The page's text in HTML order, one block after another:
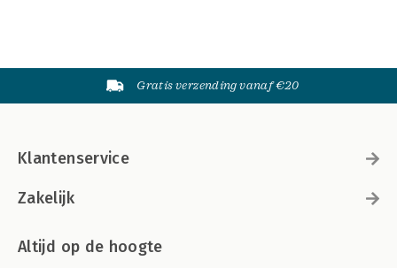
Gratis verzending vanaf €20
Klantenservice
Zakelijk
Altijd op de hoogte